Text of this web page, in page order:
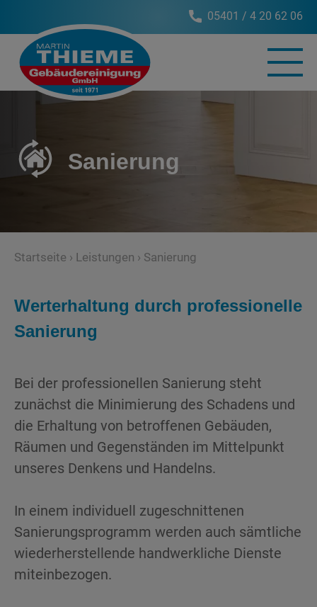
to
content
05401 / 4 20 62 06
Sanierung
Startseite › Leistungen › Sanierung
Werterhaltung durch professionelle
Sanierung
Bei der professionellen Sanierung steht
zunächst die Minimierung des Schadens und
die Erhaltung von betroffenen Gebäuden,
Räumen und Gegenständen im Mittelpunkt
unseres Denkens und Handelns.
In einem individuell zugeschnittenen
Sanierungsprogramm werden auch sämtliche
wiederherstellende handwerkliche Dienste
miteinbezogen.